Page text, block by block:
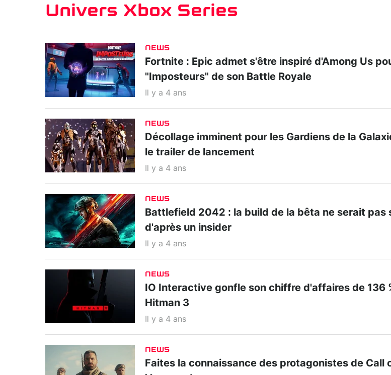
Univers Xbox Series
NEWS
Fortnite : Epic admet s'être inspiré d'Among Us
"Imposteurs" de son Battle Royale
Il y a 4 ans
NEWS
Décollage imminent pour les Gardiens de la
le trailer de lancement
Il y a 4 ans
NEWS
Battlefield 2042 : la build de la bêta ne serait pas
d'après un insider
Il y a 4 ans
NEWS
IO Interactive gonfle son chiffre d'affaires de 136
Hitman 3
Il y a 4 ans
NEWS
Faites la connaissance des protagonistes de Call